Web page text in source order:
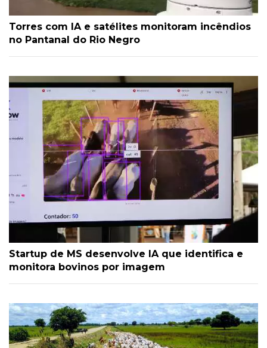
Torres com IA e satélites monitoram incêndios
no Pantanal do Rio Negro
Startup de MS desenvolve IA que identifica e
monitora bovinos por imagem